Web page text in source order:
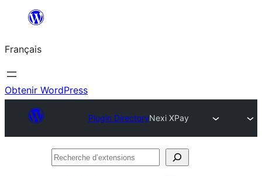
contenu
Français
Obtenir WordPress
Plugin DirectoryNexi XPay
Recherche